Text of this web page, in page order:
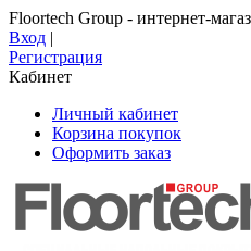
Floortech Group - интернет-
Вход |
Регистрация
Кабинет
Личный кабинет
Корзина покупок
Оформить заказ